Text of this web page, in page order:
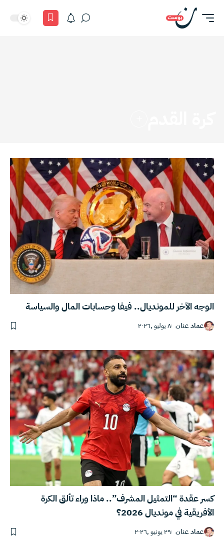
الوجه الآخر للمونديال.. فيفا وحسابات المال والسياسة
عماد عنان ٨ يوليو ,٢٠٢٦
كسر عقدة “التمثيل المشرف”.. ماذا وراء تألق الكرة
الأفريقية في مونديال 2026؟
عماد عنان ٢٩ يونيو ,٢٠٢٦